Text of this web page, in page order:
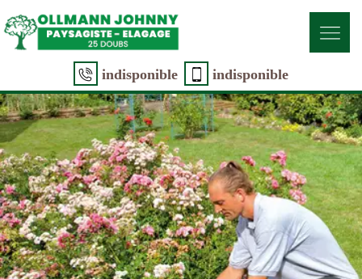
indisponible indisponible